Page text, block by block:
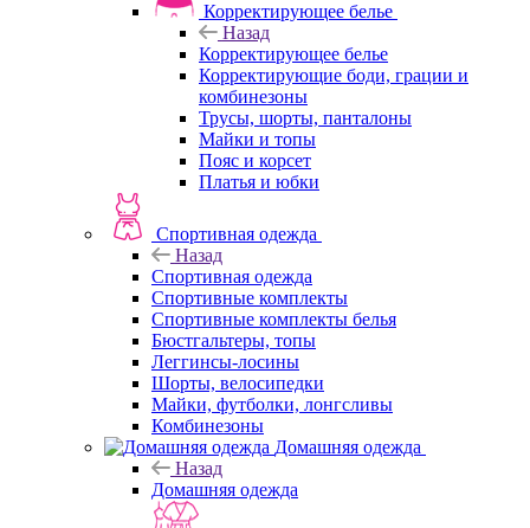
Корректирующее белье
Назад
Корректирующее белье
Корректирующие боди, грации и
комбинезоны
Трусы, шорты, панталоны
Майки и топы
Пояс и корсет
Платья и юбки
Спортивная одежда
Назад
Спортивная одежда
Спортивные комплекты
Спортивные комплекты белья
Бюстгальтеры, топы
Леггинсы-лосины
Шорты, велосипедки
Майки, футболки, лонгсливы
Комбинезоны
Домашняя одежда
Назад
Домашняя одежда